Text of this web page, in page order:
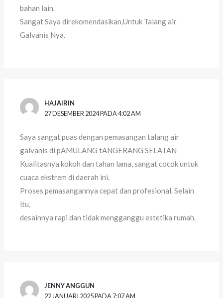
bahan lain.
Sangat Saya direkomendasikan,Untuk Talang air
Galvanis Nya.
HAJAIRIN
27 DESEMBER 2024 PADA 4:02 AM
Saya sangat puas dengan pemasangan talang air
galvanis di pAMULANG tANGERANG SELATAN
Kualitasnya kokoh dan tahan lama, sangat cocok untuk
cuaca ekstrem di daerah ini.
Proses pemasangannya cepat dan profesional. Selain
itu,
desainnya rapi dan tidak mengganggu estetika rumah.
JENNY ANGGUN
22 JANUARI 2025 PADA 7:07 AM